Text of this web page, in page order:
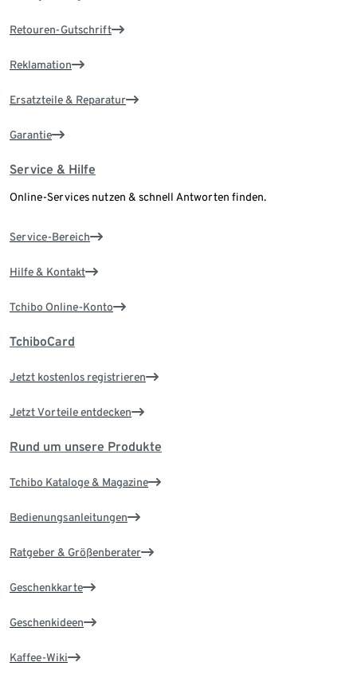
Retouren-Gutschrift
Reklamation
Ersatzteile & Reparatur
Garantie
Service & Hilfe
Online-Services nutzen & schnell Antworten finden.
Service-Bereich
Hilfe & Kontakt
Tchibo Online-Konto
TchiboCard
Jetzt kostenlos registrieren
Jetzt Vorteile entdecken
Rund um unsere Produkte
Tchibo Kataloge & Magazine
Bedienungsanleitungen
Ratgeber & Größenberater
Geschenkkarte
Geschenkideen
Kaffee-Wiki